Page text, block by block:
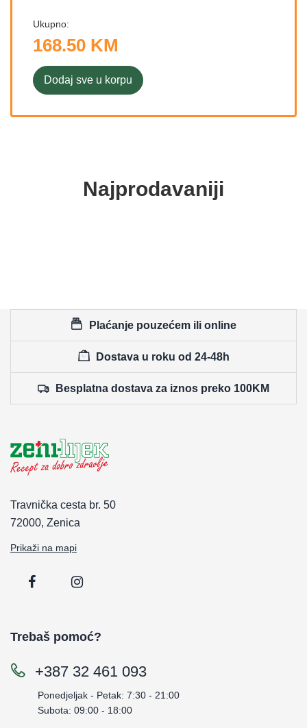
Ukupno:
168.50 KM
Dodaj sve u korpu
Najprodavaniji
Plaćanje pouzećem ili online
Dostava u roku od 24-48h
Besplatna dostava za iznos preko 100KM
Travnička cesta br. 50
72000, Zenica
Prikaži na mapi
Trebaš pomoć?
+387 32 461 093
Ponedjeljak - Petak: 7:30 - 21:00
Subota: 09:00 - 18:00